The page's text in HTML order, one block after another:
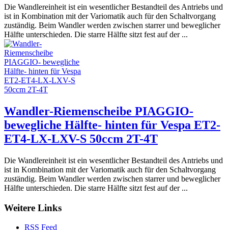
Die Wandlereinheit ist ein wesentlicher Bestandteil des Antriebs und
ist in Kombination mit der Variomatik auch für den Schaltvorgang
zuständig. Beim Wandler werden zwischen starrer und beweglicher
Hälfte unterschieden. Die starre Hälfte sitzt fest auf der ...
Wandler-Riemenscheibe PIAGGIO-
bewegliche Hälfte- hinten für Vespa ET2-
ET4-LX-LXV-S 50ccm 2T-4T
Die Wandlereinheit ist ein wesentlicher Bestandteil des Antriebs und
ist in Kombination mit der Variomatik auch für den Schaltvorgang
zuständig. Beim Wandler werden zwischen starrer und beweglicher
Hälfte unterschieden. Die starre Hälfte sitzt fest auf der ...
Weitere Links
RSS Feed